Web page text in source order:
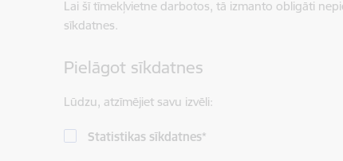
Lai šī tīmekļvietne darbotos, tā izmanto obligāti
sīkdatnes.
Pielāgot sīkdatnes
Lūdzu, atzīmējiet savu izvēli:
Statistikas sīkdatnes*